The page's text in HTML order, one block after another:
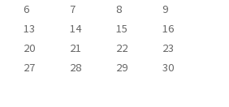
6 7 8
9
13 14 15
16
20 21 22
23
27 28 29
30